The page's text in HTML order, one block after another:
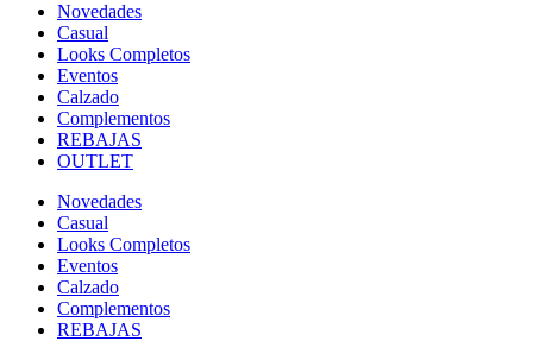
Novedades
Casual
Looks Completos
Eventos
Calzado
Complementos
REBAJAS
OUTLET
Novedades
Casual
Looks Completos
Eventos
Calzado
Complementos
REBAJAS